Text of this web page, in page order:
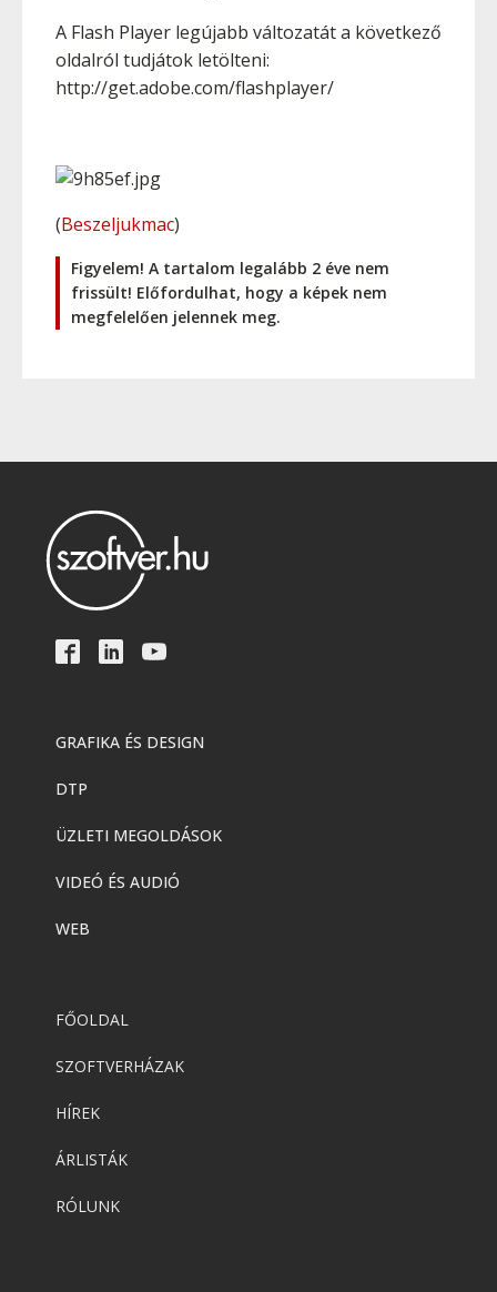
A Flash Player legújabb változatát a következő
oldalról tudjátok letölteni:
http://get.adobe.com/flashplayer/
(Beszeljukmac)
Figyelem! A tartalom legalább 2 éve nem
frissült! Előfordulhat, hogy a képek nem
megfelelően jelennek meg.
GRAFIKA ÉS DESIGN
DTP
ÜZLETI MEGOLDÁSOK
VIDEÓ ÉS AUDIÓ
WEB
FŐOLDAL
SZOFTVERHÁZAK
HÍREK
ÁRLISTÁK
RÓLUNK